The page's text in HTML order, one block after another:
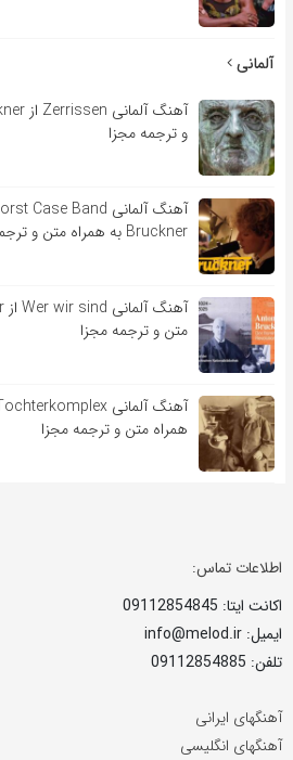
آلمانی
و ترجمه مجزا
Bruckner به همراه متن و ترجمه مجزا
متن و ترجمه مجزا
همراه متن و ترجمه مجزا
اطلاعات تماس:
اکانت ایتا: 09112854845
ایمیل: info@melod.ir
تلفن: 09112854885
آهنگهای ایرانی
آهنگهای انگلیسی